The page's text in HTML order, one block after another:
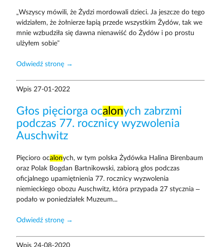
„Wszyscy mówili, że Żydzi mordowali dzieci. Ja jeszcze do tego
widziałem, że żołnierze łapią przede wszystkim Żydów, tak we
mnie wzbudziła się dawna nienawiść do Żydów i po prostu
ulżyłem sobie”
Odwiedź stronę →
Wpis 27-01-2022
Głos pięciorga ocalonych zabrzmi
podczas 77. rocznicy wyzwolenia
Auschwitz
Pięcioro ocalonych, w tym polska Żydówka Halina Birenbaum
oraz Polak Bogdan Bartnikowski, zabiorą głos podczas
oficjalnego upamiętnienia 77. rocznicy wyzwolenia
niemieckiego obozu Auschwitz, która przypada 27 stycznia –
podało w poniedziałek Muzeum...
Odwiedź stronę →